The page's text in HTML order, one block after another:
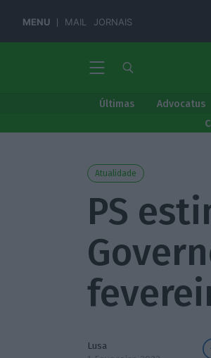
MENU MAIL JORNAIS
Últimas Advocatus
Atualidade
PS
Lusa